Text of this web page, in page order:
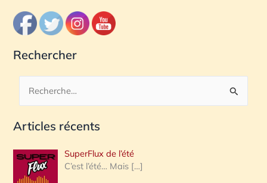
Rechercher
c
e
r
Articles récents
SuperFlux de l’été
C’est l’été… Mais […]